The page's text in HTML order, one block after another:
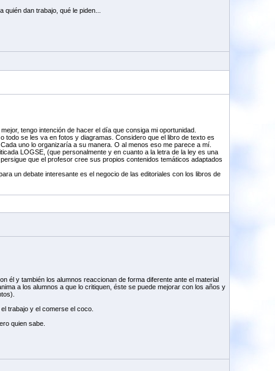
dan trabajo, qué le piden...
tengo intención de hacer el día que consiga mi oportunidad.
todo se les va en fotos y diagramas. Considero que el libro de texto es
uno lo organizaría a su manera. O al menos eso me parece a mí.
LOGSE, (que personalmente y en cuanto a la letra de la ley es una
que el profesor cree sus propios contenidos temáticos adaptados
un debate interesante es el negocio de las editoriales con los libros de
él y también los alumnos reaccionan de forma diferente ante el material
a los alumnos a que lo critiquen, éste se puede mejorar con los años y
trabajo y el comerse el coco.
quien sabe.